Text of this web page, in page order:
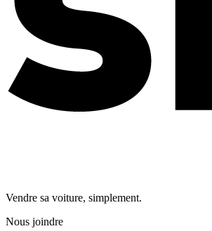
Vendre sa voiture, simplement.
Nous joindre